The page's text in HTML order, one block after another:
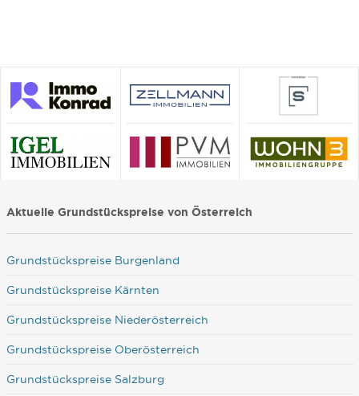
Aktuelle Grundstückspreise von Österreich
Grundstückspreise Burgenland
Grundstückspreise Kärnten
Grundstückspreise Niederösterreich
Grundstückspreise Oberösterreich
Grundstückspreise Salzburg